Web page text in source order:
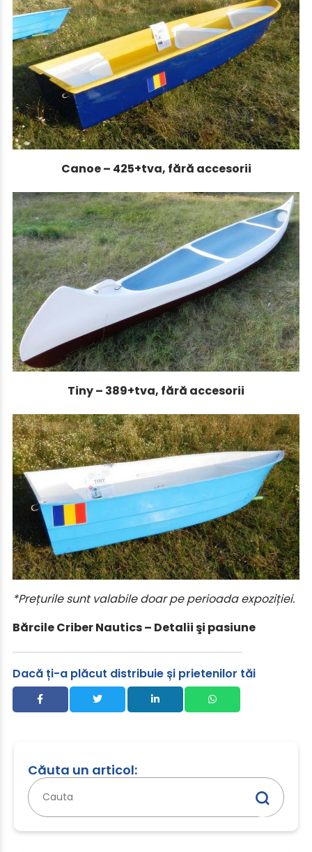
Căuta un articol:
Caută
după:
Canoe – 425+tva, fără accesorii
Tiny – 389+tva, fără accesorii
*Prețurile sunt valabile doar pe perioada expoziției.
Bărcile Criber Nautics – Detalii şi pasiune
Dacă ți-a plăcut distribuie și prietenilor tăi